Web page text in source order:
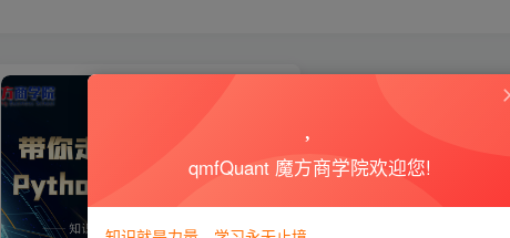
qmfQuant 魔方商学院欢迎您!